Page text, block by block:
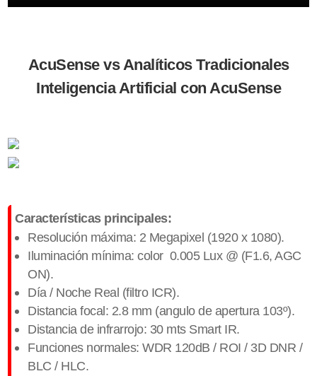
AcuSense vs Analíticos Tradicionales
Inteligencia Artificial con AcuSense
Características principales:
Resolución máxima: 2 Megapixel (1920x 1080).
Iluminación mínima: color 0.005 Lux @ (F1.6, AGC
ON).
Día / Noche Real (filtro ICR).
Distancia focal: 2.8 mm (angulo de apertura 103º).
Distancia de infrarrojo: 30 mts Smart IR.
Funciones normales: WDR 120dB / ROI / 3D DNR /
BLC / HLC.